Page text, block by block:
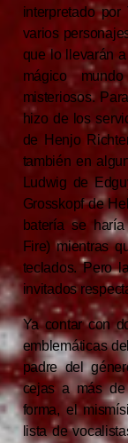
interpretado
varios
que lo llevarán
mágico
misteriosos.
hizo de los
de Henjo
también en
Ludwig de
Grosskopf de
batería se
Fire) mientras
teclados. Pero
invitados
Ya contar con
emblemáticas
padre del
cejas a más
forma, el
lista de